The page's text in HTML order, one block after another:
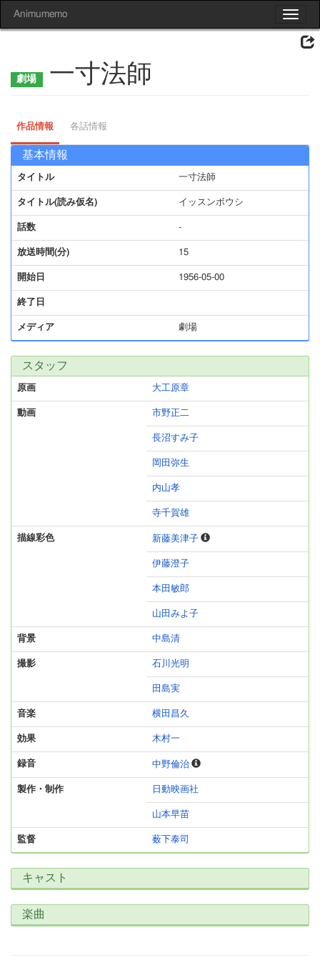
Toggle
Animumemo
一寸法師
作品情報 各話情報
基本情報
タイトル 一寸法師
タイトル(読み仮名) イッスンボウシ
話数 -
放送時間(分) 15
開始日 1956-05-00
終了日
メディア 劇場
スタッフ
原画 大工原章
動画 市野正二
長沼すみ子
岡田弥生
内山孝
寺千賀雄
描線彩色 新藤美津子
伊藤澄子
本田敏郎
山田みよ子
背景 中島清
撮影 石川光明
田島実
音楽 横田昌久
効果 木村一
録音 中野倫治
製作・制作 日動映画社
山本早苗
監督 薮下泰司
キャスト
楽曲